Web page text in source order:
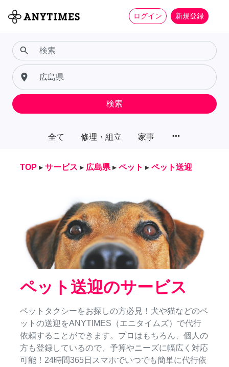
ログイン 新規登録
全て 修理・組立 家事 more_horiz
search
place
検索
TOP ▸ サービス ▸ 広島県 ▸ ペット ▸ ペット送迎
ペット送迎のサービス
ペットタクシーをお探しの方必見！犬や猫などのペ
ットの送迎をANYTIMES（エニタイムズ）で代行
依頼することができます。プロはもちろん、個人の
方も登録しているので、予算やニーズに幅広く対応
可能！24時間365日スマホでいつでも簡単に代行依